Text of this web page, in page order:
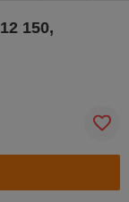
150,